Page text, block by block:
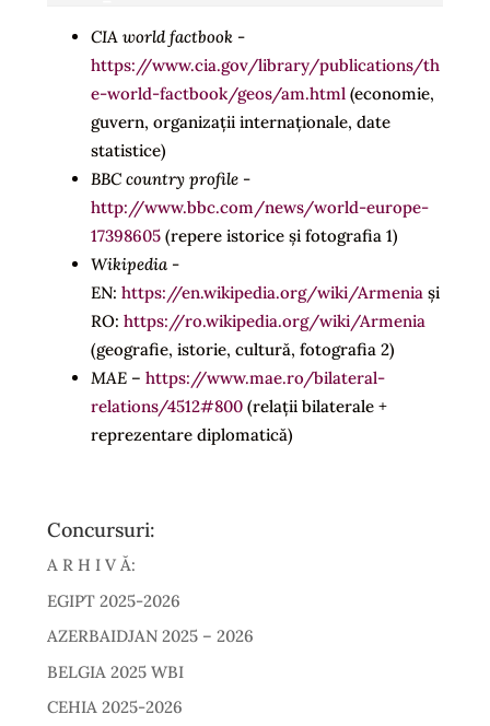
CIA world factbook-
https://www.cia.gov/library/publications/th
e-world-factbook/geos/am.html(economie,
guvern, organizații internaționale, date
statistice)
BBC country profile-
http://www.bbc.com/news/world-europe-
17398605(repere istorice și fotografia 1)
Wikipedia -
EN: https://en.wikipedia.org/wiki/Armeniași
RO: https://ro.wikipedia.org/wiki/Armenia
(geografie, istorie, cultură, fotografia 2)
MAE– https://www.mae.ro/bilateral-
relations/4512#800(relații bilaterale +
reprezentare diplomatică)
Concursuri:
A R H I V Ă:
EGIPT 2025-2026
AZERBAIDJAN 2025 – 2026
BELGIA 2025 WBI
CEHIA 2025-2026